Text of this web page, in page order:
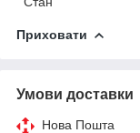
Приховати
Умови доставки
Нова Пошта